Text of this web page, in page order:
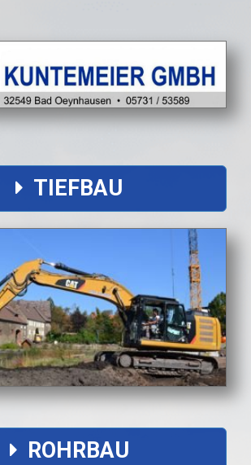
TIEFBAU
ROHRBAU